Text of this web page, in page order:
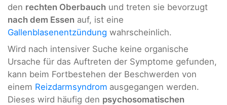
den rechten Oberbauch und treten sie bevorzugt
nach dem Essen auf, ist eine
Gallenblasenentzündung wahrscheinlich.
Wird nach intensiver Suche keine organische
Ursache für das Auftreten der Symptome gefunden,
kann beim Fortbestehen der Beschwerden von
einem Reizdarmsyndrom ausgegangen werden.
Dieses wird häufig den psychosomatischen